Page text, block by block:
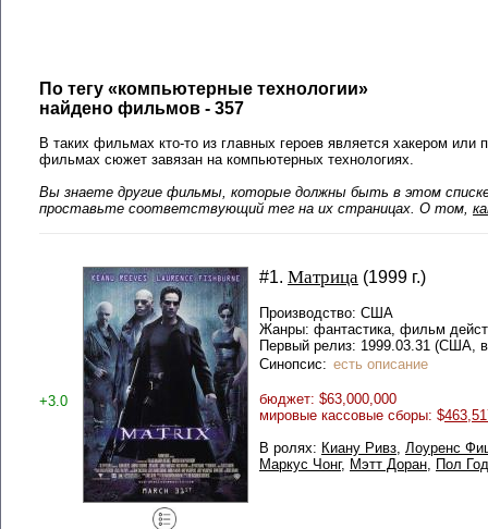
По тегу «компьютерные технологии»
найдено фильмов - 357
В таких фильмах кто-то из главных героев является хакером или
фильмах сюжет завязан на компьютерных технологиях.
Вы знаете другие фильмы, которые должны быть в этом
проставьте соответствующий тег на их страницах. О том,
+3.0
#1. Матрица (1999 г.)
Производство: США
Жанры: фантастика, фильм
Первый релиз: 1999.03.31 (США,
Синопсис: есть описание
бюджет: $63,000,000
мировые кассовые сборы: $
В ролях: Киану Ривз, Лоуренс
Маркус Чонг, Мэтт Доран, Пол